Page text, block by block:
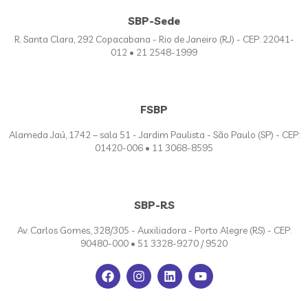
SBP-Sede
R. Santa Clara, 292 Copacabana - Rio de Janeiro (RJ) - CEP: 22041-
012 • 21 2548-1999
FSBP
Alameda Jaú, 1742 – sala 51 - Jardim Paulista - São Paulo (SP) - CEP:
01420-006 • 11 3068-8595
SBP-RS
Av. Carlos Gomes, 328/305 - Auxiliadora - Porto Alegre (RS) - CEP:
90480-000 • 51 3328-9270 / 9520